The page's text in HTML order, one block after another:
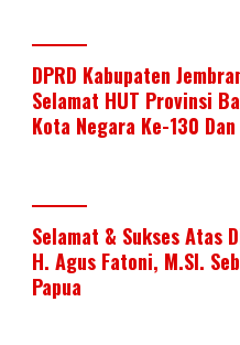
DPRD Kabupaten
Selamat HUT Provinsi
Kota Negara Ke-130
Selamat & Sukses Atas
H. Agus Fatoni, M.SI.
Papua